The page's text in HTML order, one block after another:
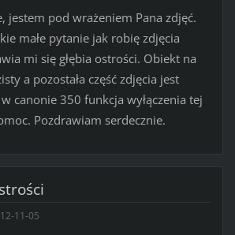
jestem pod wrażeniem Pana zdjęć.
małe pytanie jak robię zdjęcia
mi się głębia ostrości. Obiekt na
a pozostała część zdjęcia jest
canonie 350 funkcja wyłączenia tej
Pozdrawiam serdecznie.
11-05